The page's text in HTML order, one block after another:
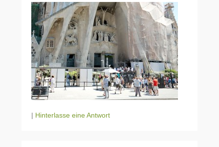
| Hinterlasse eine Antwort